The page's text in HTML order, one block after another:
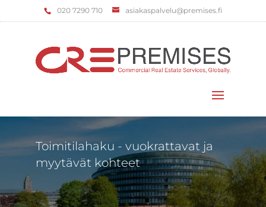
‌020 7290 710 asiakaspalvelu@premises.fi
Toimitilahaku - vuokrattavat ja
myytävät kohteet